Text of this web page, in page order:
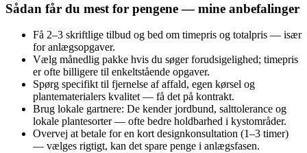
Sådan får du mest for pengene — mine anbefalinger
Få 2–3 skriftlige tilbud og bed om timepris og totalpris — især
for anlægsopgaver.
Vælg månedlig pakke hvis du søger forudsigelighed; timepris
er ofte billigere til enkeltstående opgaver.
Spørg specifikt til fjernelse af affald, egen kørsel og
plantematerialers kvalitet — få det på kontrakt.
Brug lokale gartnere: De kender jordbund, salttolerance og
lokale plantesorter — ofte bedre holdbarhed i kystområder.
Overvej at betale for en kort designkonsultation (1–3 timer)
— vælges rigtigt, kan det spare penge i anlægsfasen.